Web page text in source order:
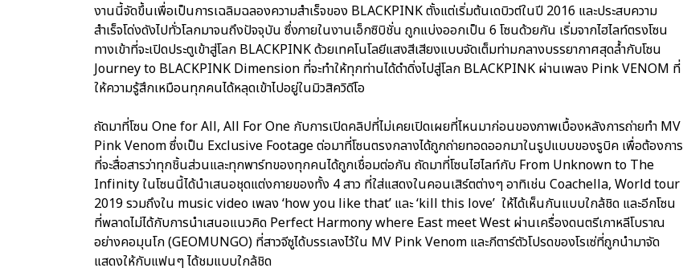
งานนี้จัดขึ้นเพื่อเป็นการเฉลิมฉลองความสำเร็จของ BLACKPINK ตั้งแต่เริ่มต้นเดบิวต์ในปี 2016 และประสบความ
สำเร็จโด่งดังไปทั่วโลกมาจนถึงปัจจุบัน ซึ่งภายในงานเอ็กซิบิชั่น ถูกแบ่งออกเป็น 6 โซนด้วยกัน เริ่มจากไฮไลท์ตรงโซน
ทางเข้าที่จะเปิดประตูเข้าสู่โลก BLACKPINK ด้วยเทคโนโลยีแสงสีเสียงแบบจัดเต็มท่ามกลางบรรยากาศสุดล้ำกับโซน
Journey to BLACKPINK Dimension ที่จะทำให้ทุกท่านได้ดำดิ่งไปสู่โลก BLACKPINK ผ่านเพลง Pink VENOM ที่
ให้ความรู้สึกเหมือนทุกคนได้หลุดเข้าไปอยู่ในมิวสิควิดีโอ
ถัดมาที่โซน One for All, All For One กับการเปิดคลิปที่ไม่เคยเปิดเผยที่ไหนมาก่อนของภาพเบื้องหลังการถ่ายทำ MV
Pink Venom ซึ่งเป็น Exclusive Footage ต่อมาที่โซนตรงกลางได้ถูกถ่ายทอดออกมาในรูปแบบของรูบิค เพื่อต้องการ
ที่จะสื่อสารว่าทุกชิ้นส่วนและทุกพาร์ทของทุกคนได้ถูกเชื่อมต่อกัน ถัดมาที่โซนไฮไลท์กับ From Unknown to The
Infinity ในโซนนี้ได้นำเสนอชุดแต่งกายของทั้ง 4 สาว ที่ใส่แสดงในคอนเสิร์ตต่างๆ อาทิเช่น Coachella, World tour
2019 รวมถึงใน music video เพลง ‘how you like that’ และ ‘kill this love’ ให้ได้เห็นกันแบบใกล้ชิด และอีกโซน
ที่พลาดไม่ได้กับการนำเสนอแนวคิด Perfect Harmony where East meet West ผ่านเครื่องดนตรีเกาหลีโบราณ
อย่างคอมุนโก (GEOMUNGO) ที่สาวจีซูได้บรรเลงไว้ใน MV Pink Venom และกีตาร์ตัวโปรดของโรเซ่ที่ถูกนำมาจัด
แสดงให้กับแฟนๆ ได้ชมแบบใกล้ชิด